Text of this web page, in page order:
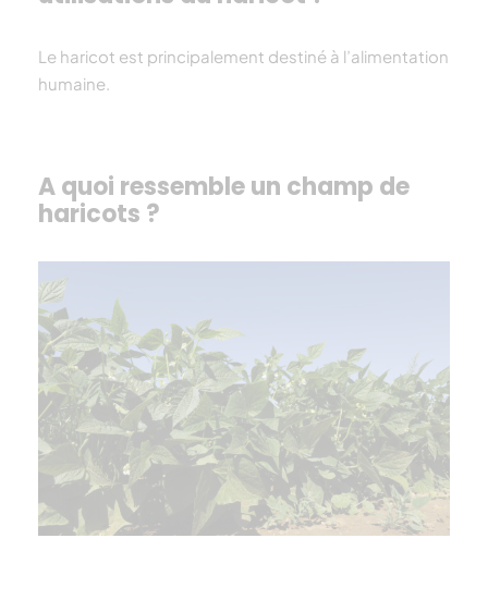
Le haricot est principalement destiné à l’alimentation
humaine.
A quoi ressemble un champ de
haricots ?